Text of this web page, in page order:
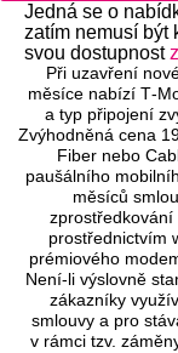
Jedná se o
zatím nemusí být
svou dostupnost
Při uzavření
měsíce nabízí
a typ připojení
Zvýhodněná cena
Fiber nebo
paušálního
měsíců
zprostředkování
prostřednictvím
prémiového
Není‑li výslovně
zákazníky
smlouvy a pro
v rámci tzv.